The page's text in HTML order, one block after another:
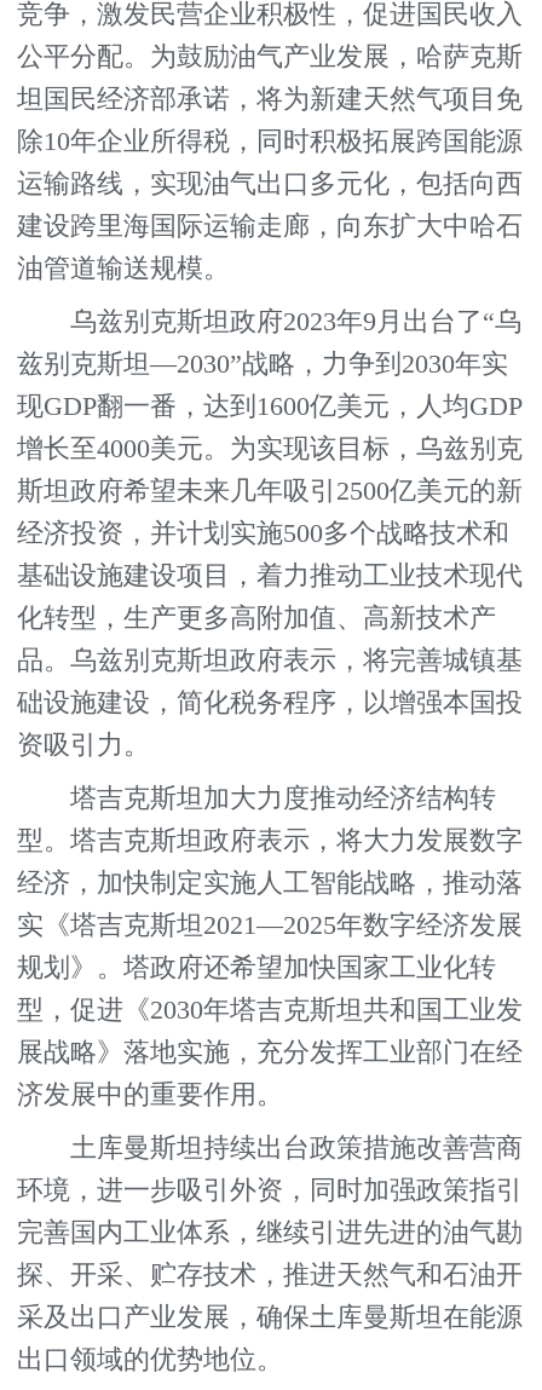
竞争，激发民营企业积极性，促进国民收入
公平分配。为鼓励油气产业发展，哈萨克斯
坦国民经济部承诺，将为新建天然气项目免
除10年企业所得税，同时积极拓展跨国能源
运输路线，实现油气出口多元化，包括向西
建设跨里海国际运输走廊，向东扩大中哈石
油管道输送规模。
乌兹别克斯坦政府2023年9月出台了“乌
兹别克斯坦—2030”战略，力争到2030年实
现GDP翻一番，达到1600亿美元，人均GDP
增长至4000美元。为实现该目标，乌兹别克
斯坦政府希望未来几年吸引2500亿美元的新
经济投资，并计划实施500多个战略技术和
基础设施建设项目，着力推动工业技术现代
化转型，生产更多高附加值、高新技术产
品。乌兹别克斯坦政府表示，将完善城镇基
础设施建设，简化税务程序，以增强本国投
资吸引力。
塔吉克斯坦加大力度推动经济结构转
型。塔吉克斯坦政府表示，将大力发展数字
经济，加快制定实施人工智能战略，推动落
实《塔吉克斯坦2021—2025年数字经济发展
规划》。塔政府还希望加快国家工业化转
型，促进《2030年塔吉克斯坦共和国工业发
展战略》落地实施，充分发挥工业部门在经
济发展中的重要作用。
土库曼斯坦持续出台政策措施改善营商
环境，进一步吸引外资，同时加强政策指引
完善国内工业体系，继续引进先进的油气勘
探、开采、贮存技术，推进天然气和石油开
采及出口产业发展，确保土库曼斯坦在能源
出口领域的优势地位。